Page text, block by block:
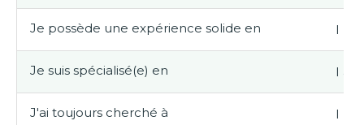
Je possède une expérience solide en I
Je suis spécialisé(e) en I
J'ai toujours cherché à I